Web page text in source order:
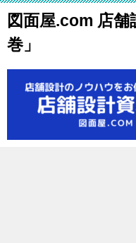
図面屋.com 店
巻」